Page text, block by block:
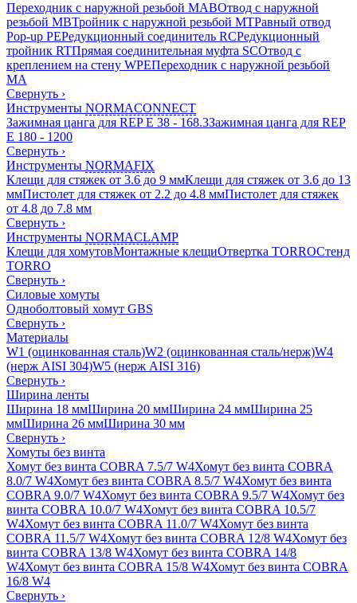
Переходник с наружной резьбой MABОтвод с наружной
резьбой MBТройник с наружной резьбой MTРавный отвод
Pop-up PEРедукционный соединитель RCРедукционный
тройник RTПрямая соединительная муфта SCОтвод с
креплением на стену WPEПереходник с наружной резьбой
MA
Свернуть ›
Инструменты NORMACONNECT
Зажимная цанга для REP E 38 - 168.3Зажимная цанга для REP
E 180 - 1200
Свернуть ›
Инструменты NORMAFIX
Клещи для стяжек от 3.6 до 9 ммКлещи для стяжек от 3.6 до 13
ммПистолет для стяжек от 2.2 до 4.8 ммПистолет для стяжек
от 4.8 до 7.8 мм
Свернуть ›
Инструменты NORMACLAMP
Клещи для хомутовМонтажные клещиОтвертка TORROСтенд
TORRO
Свернуть ›
Силовые хомуты
Одноболтовый хомут GBS
Свернуть ›
Материалы
W1 (оцинкованная сталь)W2 (оцинкованная сталь/нерж)W4
(нерж AISI 304)W5 (нерж AISI 316)
Свернуть ›
Ширина ленты
Ширина 18 ммШирина 20 ммШирина 24 ммШирина 25
ммШирина 26 ммШирина 30 мм
Свернуть ›
Хомуты без винта
Хомут без винта COBRA 7.5/7 W4Хомут без винта COBRA
8.0/7 W4Хомут без винта COBRA 8.5/7 W4Хомут без винта
COBRA 9.0/7 W4Хомут без винта COBRA 9.5/7 W4Хомут без
винта COBRA 10.0/7 W4Хомут без винта COBRA 10.5/7
W4Хомут без винта COBRA 11.0/7 W4Хомут без винта
COBRA 11.5/7 W4Хомут без винта COBRA 12/8 W4Хомут без
винта COBRA 13/8 W4Хомут без винта COBRA 14/8
W4Хомут без винта COBRA 15/8 W4Хомут без винта COBRA
16/8 W4
Свернуть ›